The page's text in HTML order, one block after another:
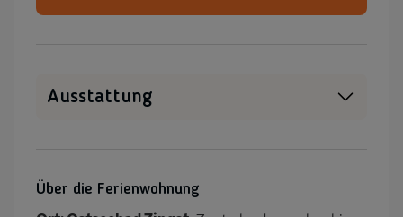
Ausstattung
Garten
Über die Ferienwohnung